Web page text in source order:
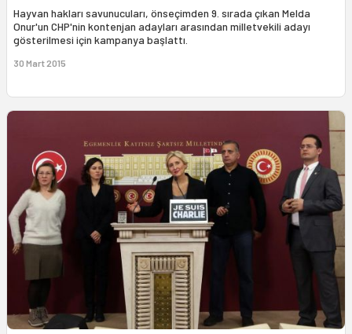
Hayvan hakları savunucuları, önseçimden 9. sırada çıkan Melda
Onur'un CHP'nin kontenjan adayları arasından milletvekili adayı
gösterilmesi için kampanya başlattı.
30 Mart 2015